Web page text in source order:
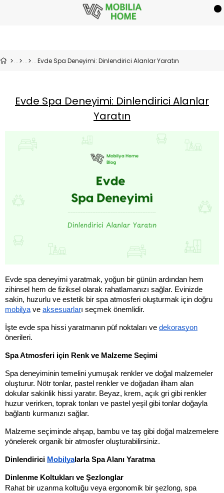
Evde Spa Deneyimi: Dinlendirici Alanlar Yaratın
Evde Spa Deneyimi: Dinlendirici Alanlar
Yaratın
Evde spa deneyimi yaratmak, yoğun bir günün ardından hem
zihinsel hem de fiziksel olarak rahatlamanızı sağlar. Evinizde
mobilya ve aksesuarları seçmek önemlidir.
İşte evde spa hissi yaratmanın püf noktaları ve dekorasyon
önerileri.
Spa Atmosferi için Renk ve Malzeme Seçimi
Spa deneyiminin temelini yumuşak renkler ve doğal malzemeler
oluşturur. Nötr tonlar, pastel renkler ve doğadan ilham alan
dokular sakinlik hissi yaratır. Beyaz, krem, açık gri gibi renkler
huzur verirken, toprak tonları ve pastel yeşil gibi tonlar doğayla
bağlantı kurmanızı sağlar.
Malzeme seçiminde ahşap, bambu ve taş gibi doğal malzemelere
yönelerek organik bir atmosfer oluşturabilirsiniz.
Dinlendirici Mobilyalarla Spa Alanı Yaratma
Dinlenme Koltukları ve Şezlonglar
Rahat bir uzanma koltuğu veya ergonomik bir şezlong, spa